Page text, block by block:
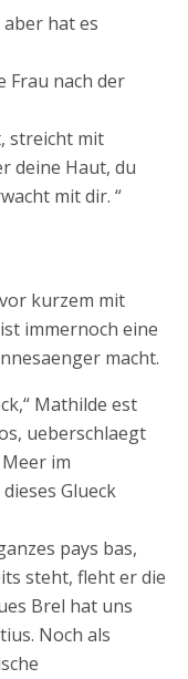
hat es
Frau nach der
streicht mit
deine Haut, du
mit dir. “
vor kurzem mit
immernoch eine
macht.
Mathilde est
ueberschlaegt
im
Glueck
pays bas,
steht, fleht er die
Brel hat uns
Noch als